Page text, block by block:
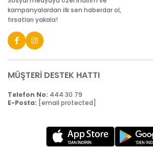
kampanyalardan ilk sen haberdar ol,
fırsatları yakala!
MÜŞTERİ DESTEK HATTI
Telefon No: 444 30 79
E-Posta: [email protected]